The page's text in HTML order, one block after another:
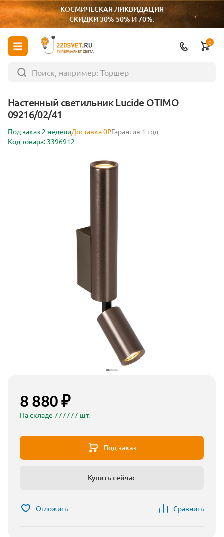
КОСМИЧЕСКАЯ ЛИКВИДАЦИЯ
СКИДКИ 30% 50% И 70%.
ГИПЕРМАРКЕТ СВЕТА
0
Настенный светильник Lucide OTIMO
09216/02/41
Под заказ 2 неделиДоставка 0₽Гарантия 1 год
Код товара: 3396912
8 880 ₽
На складе 777777 шт.
Под заказ
Купить сейчас
Отложить Сравнить